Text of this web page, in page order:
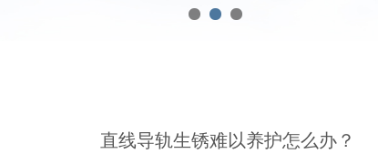
直线导轨生锈难以养护怎么办？